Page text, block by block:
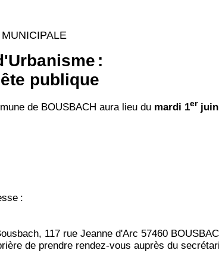
:
publique
de BOUSBACH aura lieu du mardi 1er juin
:
117 rue Jeanne d'Arc 57460
de prendre rendez-vous auprès du